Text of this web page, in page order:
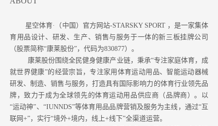
星空体育·（中国）官方网站-STARSKY SPORT ，是一家集体
育用品设计、研发、生产、销售与服务于一体的新三板挂牌公司
（股票简称“康莱股份”，代码为830877）。
康莱股份围绕全民健身健康产业链，秉承“专注家庭体育，成
就世界健康”的经营宗旨，专注家用体育运动用品、智能运动器械
研发、制造、销售与服务，打造具有国际影响力的体育行业领先品
牌，致力于成为全球领先的体育运动用品供应商（品牌商）。以
“运动神”、“IUNNDS”等体育用品品牌营销及服务为主线，通过“互
联网+”，实行“境外+境内，线上+线下”全渠道运营。